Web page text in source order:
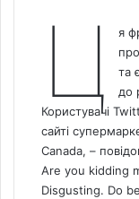
Ц
я
та
до
Користувачі
сайті
Canada, –
Are you kidding
Disgusting. Do